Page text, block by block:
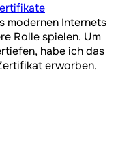
modernen Internets
Rolle spielen. Um
habe ich das
erworben.